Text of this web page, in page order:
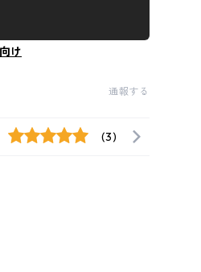
け
通報する
(3)